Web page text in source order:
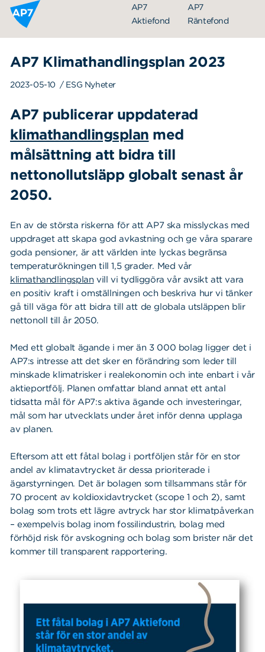
Hoppa till innehållet
AP7
Aktiefond
AP7
Räntefond
AP7 Klimathandlingsplan 2023
2023-05-10 / ESG Nyheter
AP7 publicerar uppdaterad
klimathandlingsplan med
målsättning att bidra till
nettonollutsläpp globalt senast år
2050.
En av de största riskerna för att AP7 ska misslyckas med
uppdraget att skapa god avkastning och ge våra sparare
goda pensioner, är att världen inte lyckas begränsa
temperaturökningen till 1,5 grader. Med vår
klimathandlingsplan vill vi tydliggöra vår avsikt att vara
en positiv kraft i omställningen och beskriva hur vi tänker
gå till väga för att bidra till att de globala utsläppen blir
nettonoll till år 2050.
Med ett globalt ägande i mer än 3 000 bolag ligger det i
AP7:s intresse att det sker en förändring som leder till
minskade klimatrisker i realekonomin och inte enbart i vår
aktieportfölj. Planen omfattar bland annat ett antal
tidsatta mål för AP7:s aktiva ägande och investeringar,
mål som har utvecklats under året inför denna upplaga
av planen.
Eftersom att ett fåtal bolag i portföljen står för en stor
andel av klimatavtrycket är dessa prioriterade i
ägarstyrningen. Det är bolagen som tillsammans står för
70 procent av koldioxidavtrycket (scope 1 och 2), samt
bolag som trots ett lägre avtryck har stor klimatpåverkan
– exempelvis bolag inom fossilindustrin, bolag med
förhöjd risk för avskogning och bolag som brister när det
kommer till transparent rapportering.
Organisation
Styrelse
Ledning
Årsredovisningar
Nyheter
Våra dokument
Om Cookies
Policy om personuppgifter